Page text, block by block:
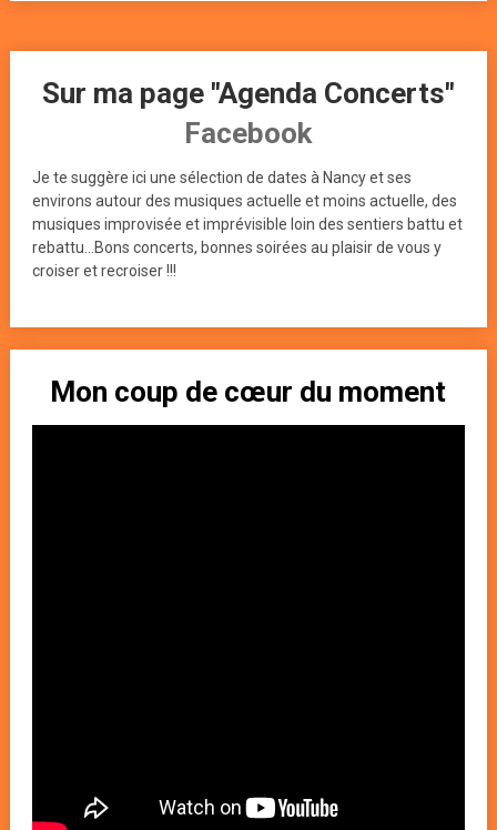
Sur ma page "Agenda Concerts"
Facebook
Je te suggère ici une sélection de dates à Nancy et ses
environs autour des musiques actuelle et moins actuelle, des
musiques improvisée et imprévisible loin des sentiers battu et
rebattu...Bons concerts, bonnes soirées au plaisir de vous y
croiser et recroiser !!!
Mon coup de cœur du moment